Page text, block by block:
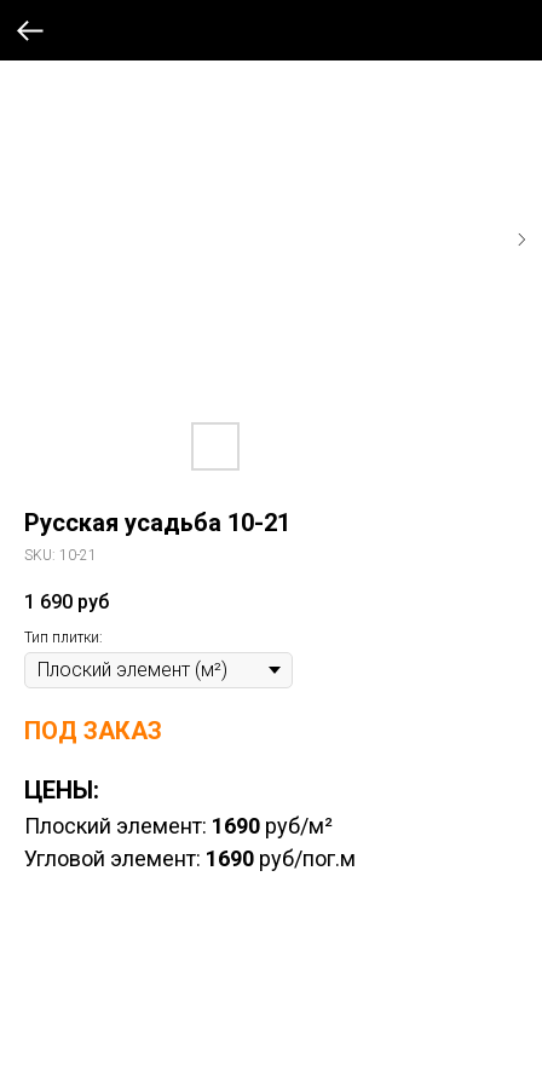
Русская усадьба 10-21
SKU: 10-21
1 690 руб
Тип плитки:
ПОД ЗАКАЗ
ЦЕНЫ:
Плоский элемент: 1690 руб/м²
Угловой элемент: 1690 руб/пог.м